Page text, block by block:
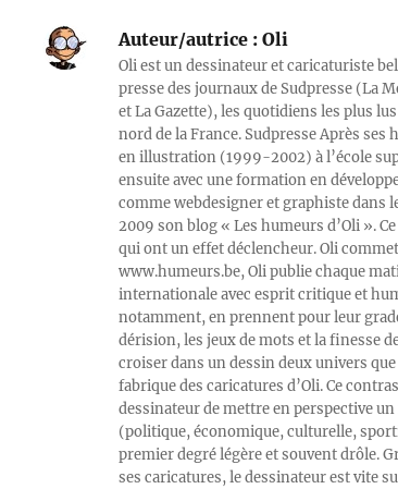
Auteur/autrice :Oli
Oli est un dessinateur et caricaturiste
presse des journaux de Sudpresse (La
et La Gazette), les quotidiens les plus
nord de la France. Sudpresse Après
en illustration (1999-2002) à l’école
ensuite avec une formation en
comme webdesigner et graphiste dans
2009 son blog « Les humeurs d’Oli ».
qui ont un effet déclencheur. Oli
www.humeurs.be, Oli publie chaque
internationale avec esprit critique et
notamment, en prennent pour leur
dérision, les jeux de mots et la finesse
croiser dans un dessin deux univers
fabrique des caricatures d’Oli. Ce
dessinateur de mettre en perspective
(politique, économique, culturelle,
premier degré légère et souvent drôle.
ses caricatures, le dessinateur est vite